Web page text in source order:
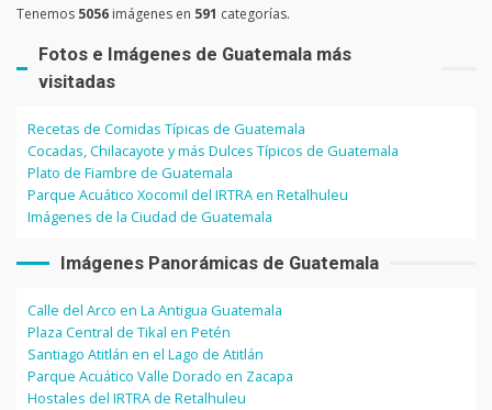
Tenemos 5056 imágenes en 591 categorías.
Fotos e Imágenes de Guatemala más
visitadas
Recetas de Comidas Típicas de Guatemala
Cocadas, Chilacayote y más Dulces Típicos de Guatemala
Plato de Fiambre de Guatemala
Parque Acuático Xocomil del IRTRA en Retalhuleu
Imágenes de la Ciudad de Guatemala
Imágenes Panorámicas de Guatemala
Calle del Arco en La Antigua Guatemala
Plaza Central de Tikal en Petén
Santiago Atitlán en el Lago de Atitlán
Parque Acuático Valle Dorado en Zacapa
Hostales del IRTRA de Retalhuleu